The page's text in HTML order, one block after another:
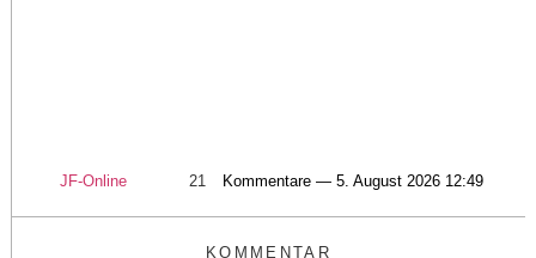
JF-Online 21 Kommentare — 5. August 2026 12:49
KOMMENTAR